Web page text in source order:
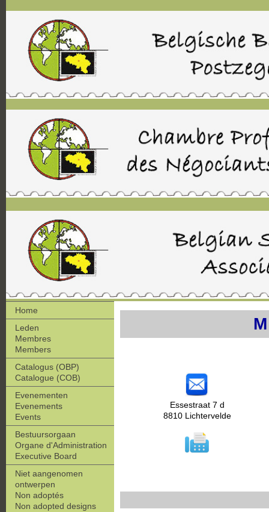
Home
Leden
Membres
Members
Catalogus (OBP)
Catalogue (COB)
Evenementen
Evenements
Events
Bestuursorgaan
Organe d'Administration
Executive Board
Niet aangenomen
ontwerpen
Non adoptés
Non adopted designs
Essestraat 7 d
8810 Lichtervelde